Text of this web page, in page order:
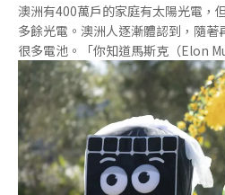
澳洲有400萬戶的家庭有太陽光電，
多餘光電。澳洲人逐漸體認到，隨
很多電池。「你知道馬斯克（Elon
許多澳洲人都會提起這一段過往，特
100MW的鋰電池計畫，誇口「100
南澳洲的能源危機，後來真的如期完
池讓政府跟民眾都感受到電池的重
電越來越多，澳洲更加需要電池來
願意投資裝家用電池。2021年，工
新台幣40億元）建置400個社區電池